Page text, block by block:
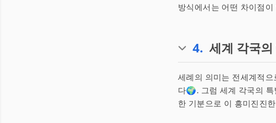
방식에서는 어떤 차이점
4. 세계 각국
세례의 의미는 전세계적
다🌍. 그럼 세계 각국의
한 기분으로 이 흥미진진